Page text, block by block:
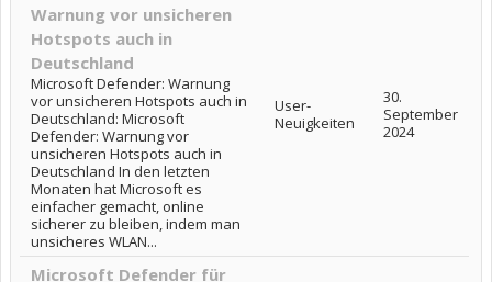
Warnung vor unsicheren
Hotspots auch in
Deutschland
Microsoft Defender: Warnung
vor unsicheren Hotspots auch in
Deutschland: Microsoft
Defender: Warnung vor
unsicheren Hotspots auch in
Deutschland In den letzten
Monaten hat Microsoft es
einfacher gemacht, online
sicherer zu bleiben, indem man
unsicheres WLAN...
User-
Neuigkeiten
30.
September
2024
Microsoft Defender für